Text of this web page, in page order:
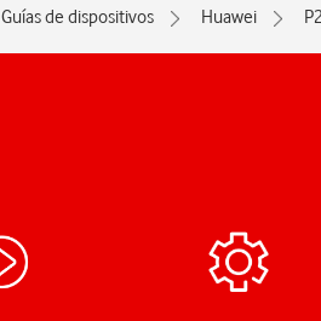
Guías de dispositivos Huawei